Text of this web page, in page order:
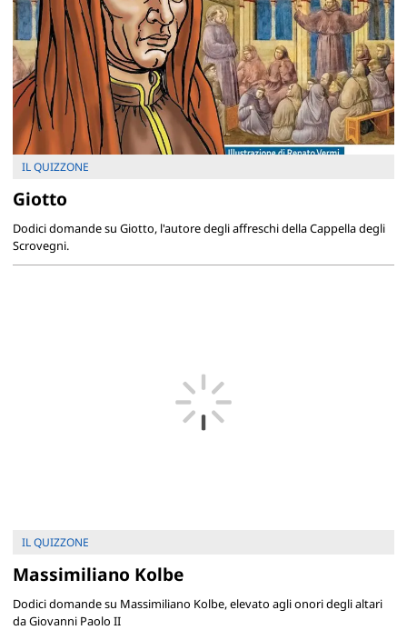
IL QUIZZONE
Giotto
Dodici domande su Giotto, l'autore degli affreschi della Cappella degli
Scrovegni.
IL QUIZZONE
Massimiliano Kolbe
Dodici domande su Massimiliano Kolbe, elevato agli onori degli altari
da Giovanni Paolo II